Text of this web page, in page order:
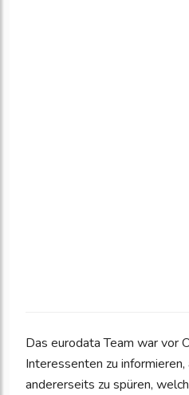
Das eurodata Team war vor
Interessenten zu informieren,
andererseits zu spüren,